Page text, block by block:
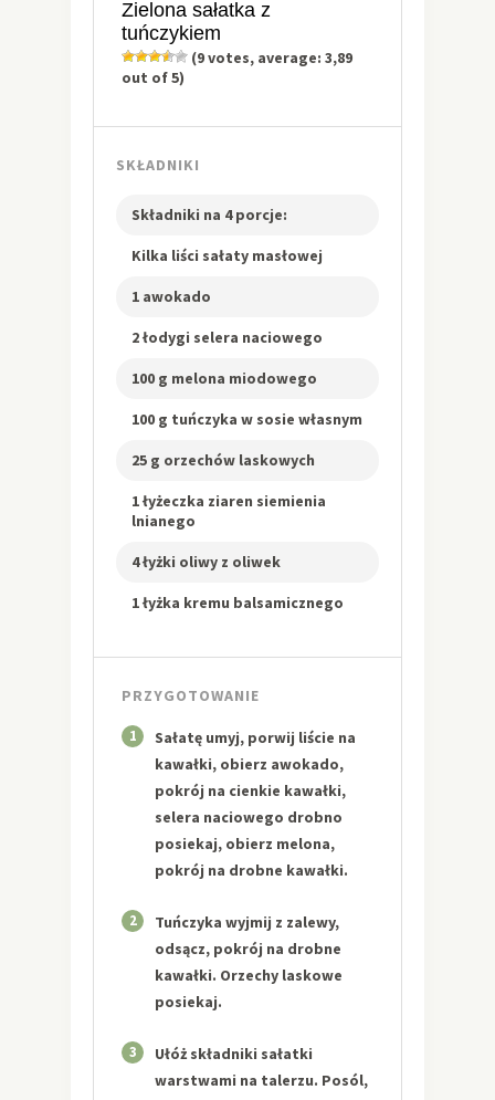
Zielona sałatka z
tuńczykiem
(9votes, average: 3,89
out of 5)
SKŁADNIKI
Składniki na 4 porcje:
Kilka liści sałaty masłowej
1 awokado
2 łodygi selera naciowego
100 g melona miodowego
100 g tuńczyka w sosie własnym
25 g orzechów laskowych
1 łyżeczka ziaren siemienia
lnianego
4 łyżki oliwy z oliwek
1 łyżka kremu balsamicznego
PRZYGOTOWANIE
1
Sałatę umyj, porwij liście na
kawałki, obierz awokado,
pokrój na cienkie kawałki,
selera naciowego drobno
posiekaj, obierz melona,
pokrój na drobne kawałki.
2
Tuńczyka wyjmij z zalewy,
odsącz, pokrój na drobne
kawałki. Orzechy laskowe
posiekaj.
3
Ułóż składniki sałatki
warstwami na talerzu. Posól,